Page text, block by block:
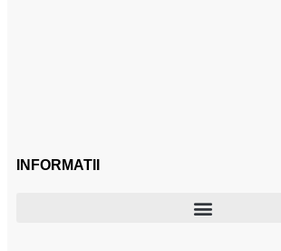
INFORMATII